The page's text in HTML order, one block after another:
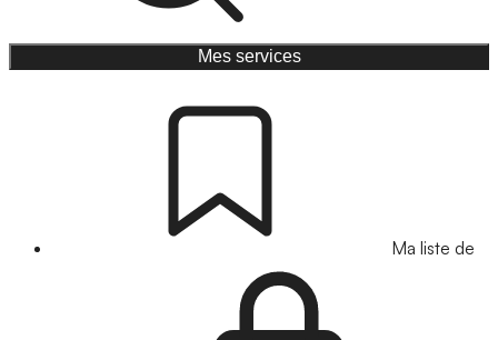
Mes services
Ma liste de